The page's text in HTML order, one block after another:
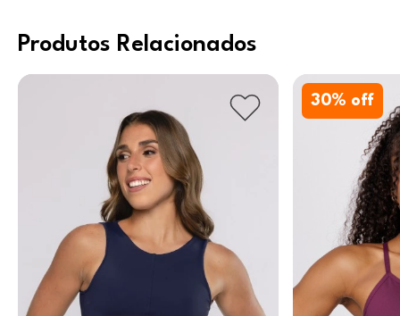
Produtos Relacionados
30% off